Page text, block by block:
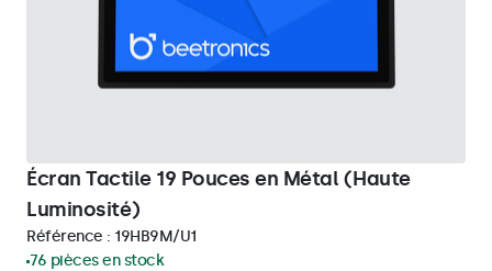
Écran Tactile 19 Pouces en Métal (Haute
Luminosité)
Référence : 19HB9M/U1
76 pièces en stock